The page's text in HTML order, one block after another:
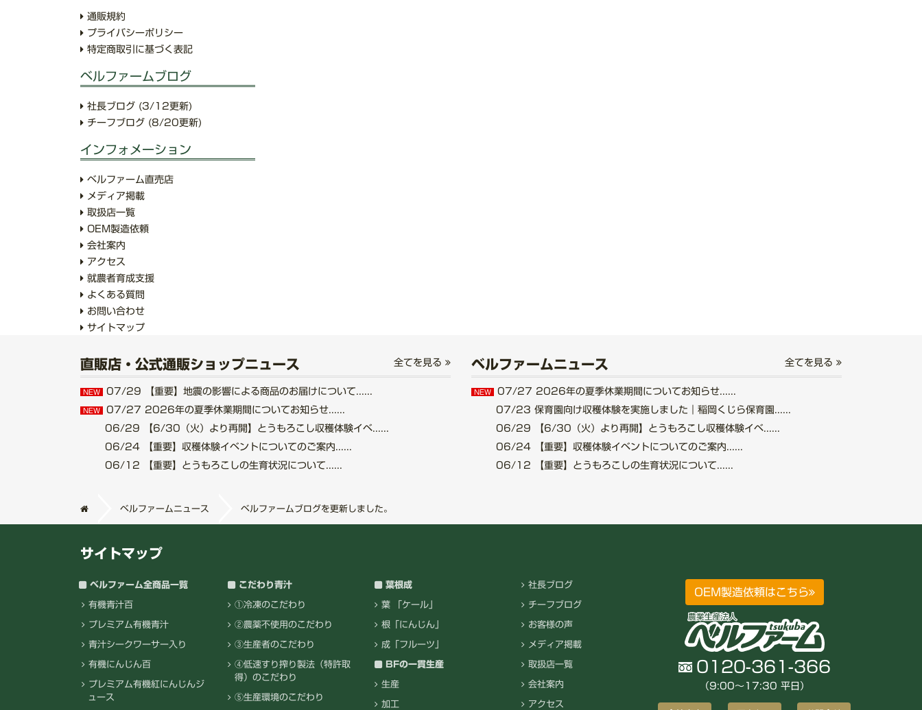
通販規約
プライバシーポリシー
特定商取引に基づく表記
ベルファームブログ
社長ブログ (3/12更新)
チーフブログ (8/20更新)
インフォメーション
ベルファーム直売店
メディア掲載
取扱店一覧
OEM製造依頼
会社案内
アクセス
就農者育成支援
よくある質問
お問い合わせ
サイトマップ
直販店・公式通販ショップニュース 全てを見る
NEW 07/29 【重要】地震の影響による商品のお届けについて......
NEW 07/27 2026年の夏季休業期間についてお知らせ......
06/29 【6/30（火）より再開】とうもろこし収穫体験イベ......
06/24 【重要】収穫体験イベントについてのご案内......
06/12 【重要】とうもろこしの生育状況について......
ベルファームニュース 全てを見る
NEW 07/27 2026年の夏季休業期間についてお知らせ......
07/23 保育園向け収穫体験を実施しました｜稲岡くじら保育園......
06/29 【6/30（火）より再開】とうもろこし収穫体験イベ......
06/24 【重要】収穫体験イベントについてのご案内......
06/12 【重要】とうもろこしの生育状況について......
ベルファームニュース ベルファームブログを更新しました。
サイトマップ
ベルファーム全商品一覧
有機青汁百
プレミアム有機青汁
青汁シークワーサー入り
有機にんじん百
プレミアム有機紅にんじんジ
ュース
こだわり青汁
①冷凍のこだわり
②農薬不使用のこだわり
③生産者のこだわり
④低速すり搾り製法（特許取
得）のこだわり
⑤生産環境のこだわり
葉根成
葉 「ケール」
根「にんじん」
成「フルーツ」
BFの一貫生産
生産
加工
社長ブログ
チーフブログ
お客様の声
メディア掲載
取扱店一覧
会社案内
アクセス
OEM製造依頼はこちら
0120-361-366
（9:00〜17:30 平日）